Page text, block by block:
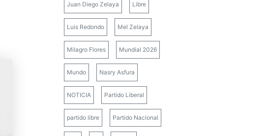
Juan Diego Zelaya Libre
Luis Redondo Mel Zelaya
Milagro Flores Mundial 2026
Mundo Nasry Asfura
NOTICIA Partido Liberal
partido libre Partido Nacional